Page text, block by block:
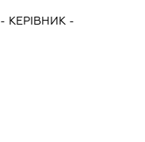
- КЕРІВНИК -